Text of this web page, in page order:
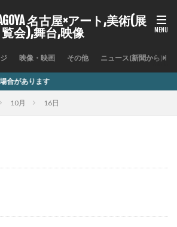
名古屋×アート,美術(展
覧会),舞台,映像
映像・映画 その他 ニュース(新聞から)
10月 16日